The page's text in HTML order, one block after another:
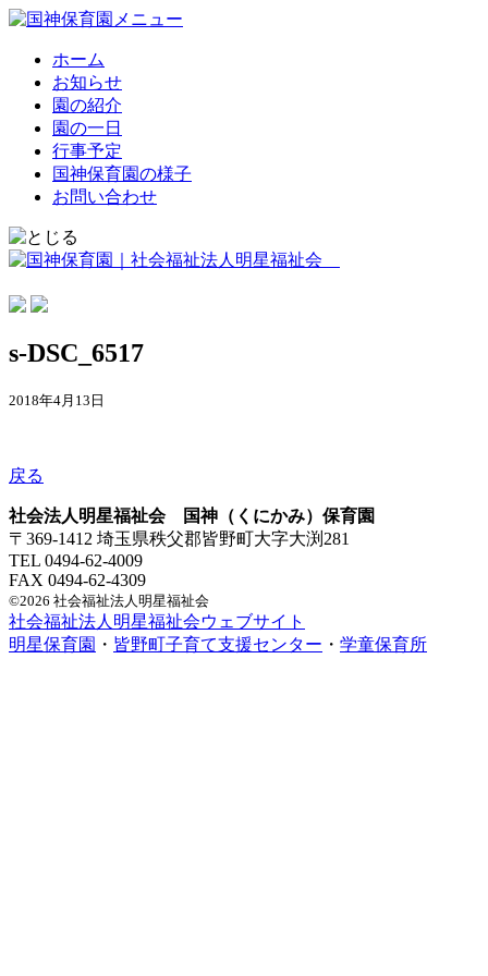
ホーム
お知らせ
園の紹介
園の一日
行事予定
国神保育園の様子
お問い合わせ
s-DSC_6517
2018年4月13日
戻る
社会法人明星福祉会 国神（くにかみ）保育園
〒369-1412 埼玉県秩父郡皆野町大字大渕281
TEL 0494-62-4009
FAX 0494-62-4309
©2026 社会福祉法人明星福祉会
社会福祉法人明星福祉会ウェブサイト
明星保育園 ・ 皆野町子育て支援センター ・ 学童保育所